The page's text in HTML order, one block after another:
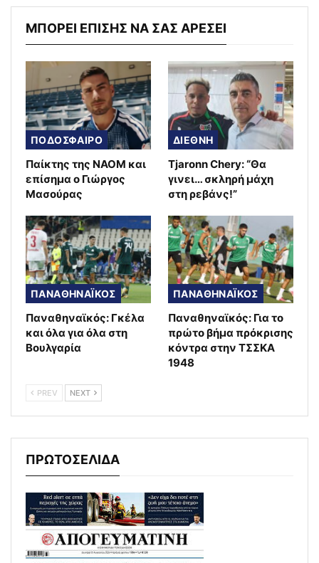
ΜΠΟΡΕΙ ΕΠΙΣΗΣ ΝΑ ΣΑΣ ΑΡΕΣΕΙ
ΠΟΔΟΣΦΑΙΡΟ
Παίκτης της ΝΑΟΜ και
επίσημα ο Γιώργος
Μασούρας
ΔΙΕΘΝΗ
Tjaronn Chery: “Θα
γινει… σκληρή μάχη
στη ρεβάνς!”
ΠΑΝΑΘΗΝΑΪΚΟΣ
Παναθηναϊκός: Γκέλα
και όλα για όλα στη
Βουλγαρία
ΠΑΝΑΘΗΝΑΪΚΟΣ
Παναθηναϊκός: Για το
πρώτο βήμα πρόκρισης
κόντρα στην ΤΣΣΚΑ
1948
PREV NEXT
ΠΡΩΤΟΣΕΛΙΔΑ